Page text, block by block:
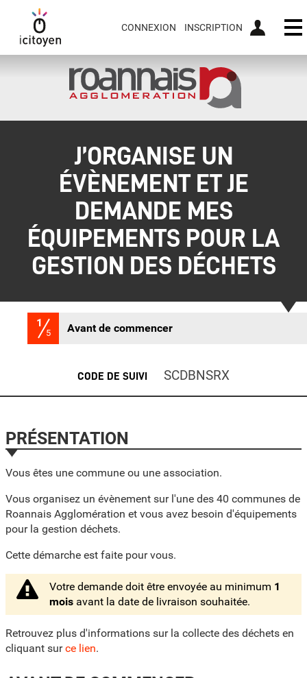
CONNEXION INSCRIPTION
J’ORGANISE UN
ÉVÈNEMENT ET JE
DEMANDE MES
ÉQUIPEMENTS POUR LA
GESTION DES DÉCHETS
CODE DE SUIVI SCDBNSRX
1
5 Avant de commencer(étape courante)
PRÉSENTATION
Vous êtes une commune ou une association.
Vous organisez un évènement sur l'une des 40 communes de
Roannais Agglomération et vous avez besoin d'équipements
pour la gestion déchets.
Cette démarche est faite pour vous.
Votre demande doit être envoyée au minimum 1
mois avant la date de livraison souhaitée.
Retrouvez plus d'informations sur la collecte des déchets en
cliquant surce lien.